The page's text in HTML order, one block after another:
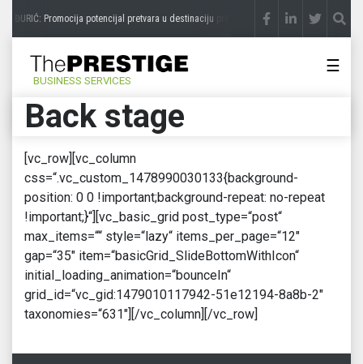
ĐURIĆ: Promocija potencijal pretvara u destinaciju prije 3 sedmice STEVICA
BUSINESS SERVICES
☰
Back stage
[vc_row][vc_column
css=“.vc_custom_1478990030133{background-
position: 0 0 !important;background-repeat: no-repeat
!important;}“][vc_basic_grid post_type=“post“
max_items=““ style=“lazy“ items_per_page=“12″
gap=“35″ item=“basicGrid_SlideBottomWithIcon“
initial_loading_animation=“bounceIn“
grid_id=“vc_gid:1479010117942-51e12194-8a8b-2″
taxonomies=“631″][/vc_column][/vc_row]